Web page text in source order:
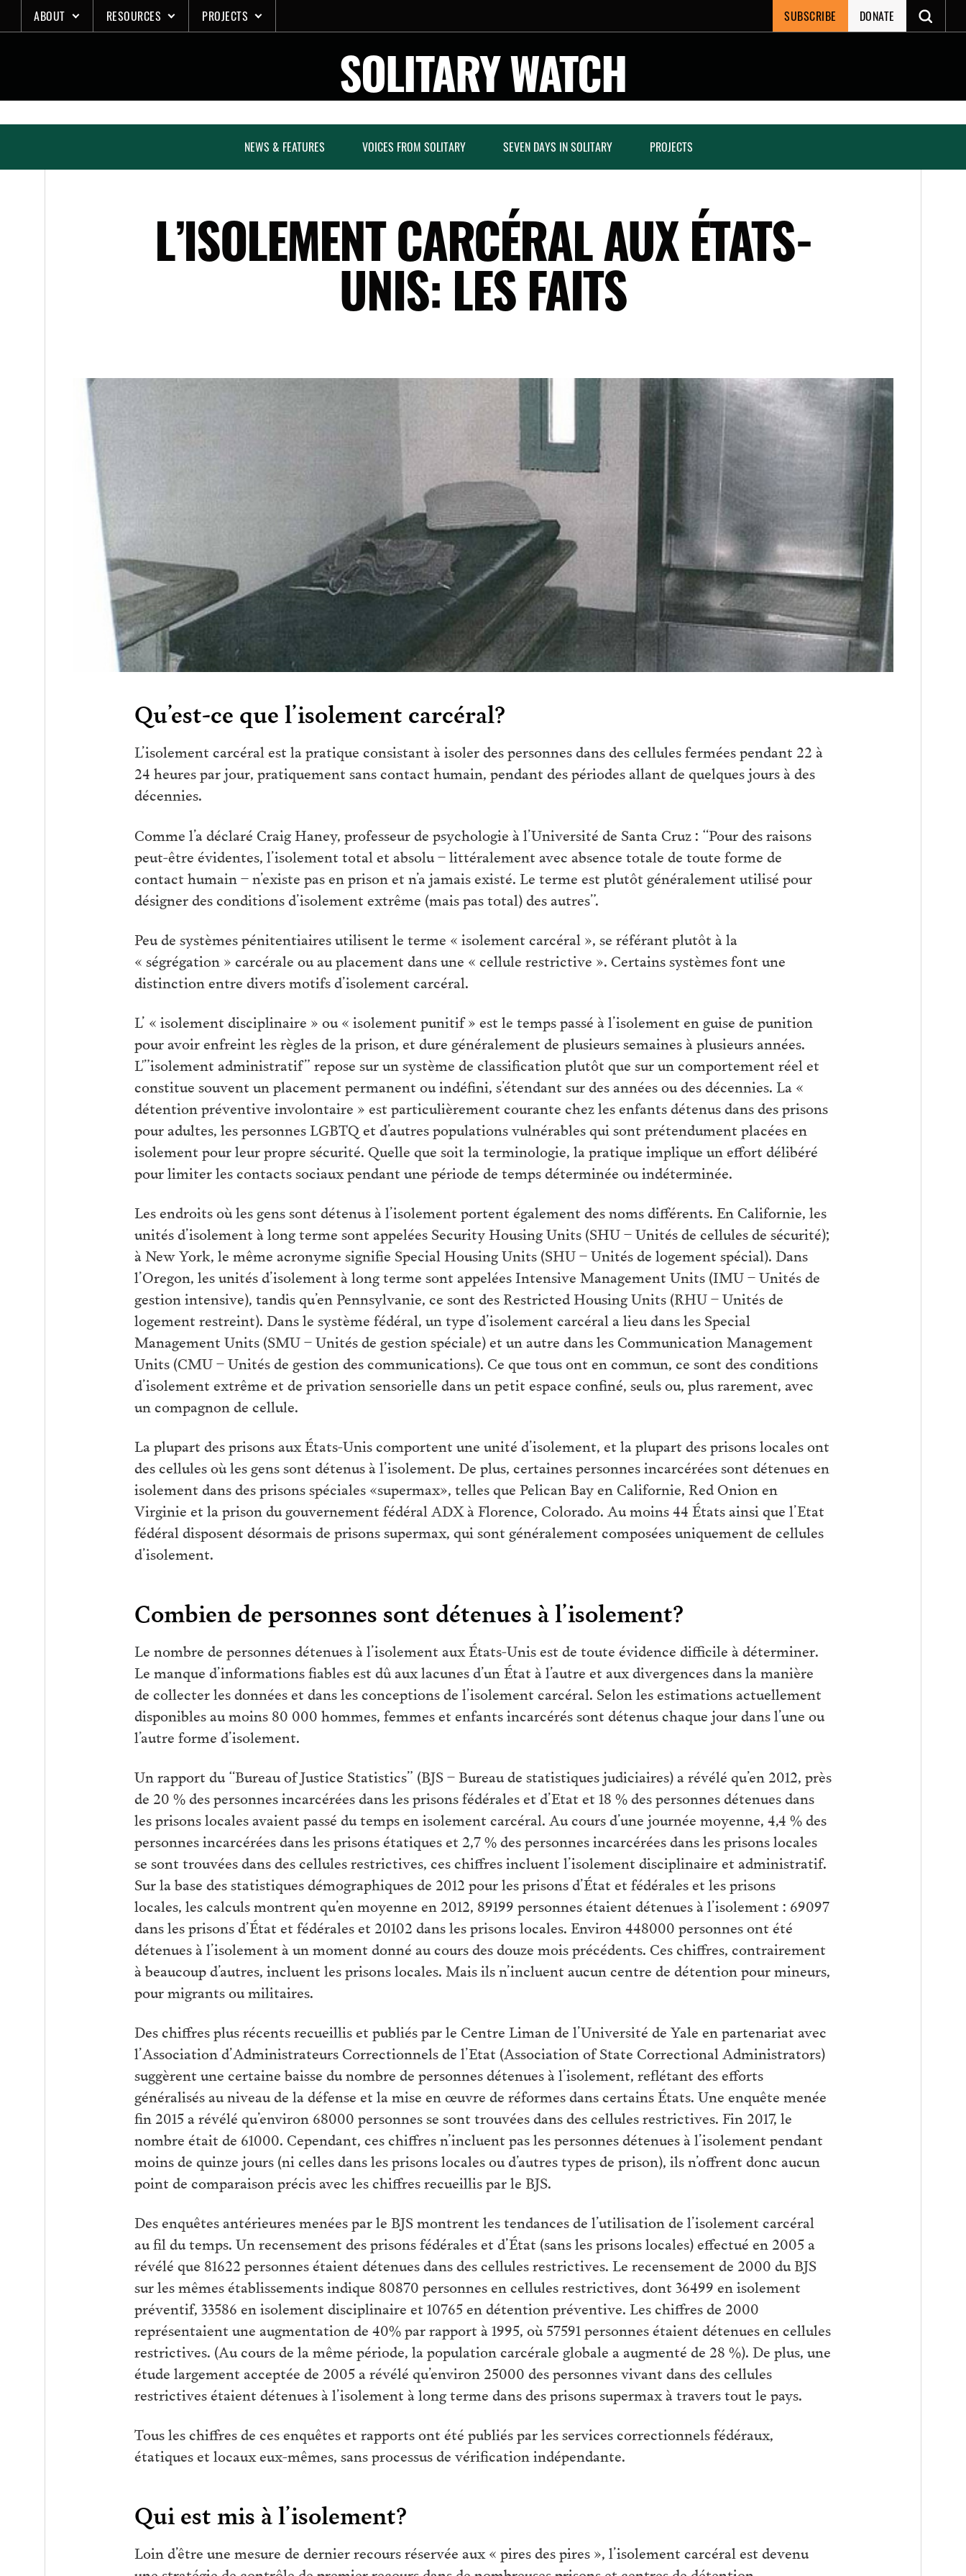
to
ABOUT RESOURCES PROJECTS SUBSCRIBE DONATE
SOLITARY WATCH
NEWS & FEATURES VOICES FROM SOLITARY SEVEN DAYS IN SOLITARY PROJECTS
L’ISOLEMENT CARCÉRAL AUX ÉTATS-
UNIS: LES FAITS
Qu’est-ce que l’isolement carcéral?
L’isolement carcéral est la pratique consistant à isoler des personnes dans des cellules fermées pendant 22 à
24 heures par jour, pratiquement sans contact humain, pendant des périodes allant de quelques jours à des
décennies.
Comme l’a déclaré Craig Haney, professeur de psychologie à l’Université de Santa Cruz : “Pour des raisons
peut-être évidentes, l’isolement total et absolu – littéralement avec absence totale de toute forme de
contact humain – n’existe pas en prison et n’a jamais existé. Le terme est plutôt généralement utilisé pour
désigner des conditions d’isolement extrême (mais pas total) des autres”.
Peu de systèmes pénitentiaires utilisent le terme « isolement carcéral », se référant plutôt à la
« ségrégation » carcérale ou au placement dans une « cellule restrictive ». Certains systèmes font une
distinction entre divers motifs d’isolement carcéral.
L’ « isolement disciplinaire » ou « isolement punitif » est le temps passé à l’isolement en guise de punition
pour avoir enfreint les règles de la prison, et dure généralement de plusieurs semaines à plusieurs années.
L'”isolement administratif” repose sur un système de classification plutôt que sur un comportement réel et
constitue souvent un placement permanent ou indéfini, s’étendant sur des années ou des décennies. La «
détention préventive involontaire » est particulièrement courante chez les enfants détenus dans des prisons
pour adultes, les personnes LGBTQ et d’autres populations vulnérables qui sont prétendument placées en
isolement pour leur propre sécurité. Quelle que soit la terminologie, la pratique implique un effort délibéré
pour limiter les contacts sociaux pendant une période de temps déterminée ou indéterminée.
Les endroits où les gens sont détenus à l’isolement portent également des noms différents. En Californie, les
unités d’isolement à long terme sont appelées Security Housing Units (SHU – Unités de cellules de sécurité);
à New York, le même acronyme signifie Special Housing Units (SHU – Unités de logement spécial). Dans
l’Oregon, les unités d’isolement à long terme sont appelées Intensive Management Units (IMU – Unités de
gestion intensive), tandis qu’en Pennsylvanie, ce sont des Restricted Housing Units (RHU – Unités de
logement restreint). Dans le système fédéral, un type d’isolement carcéral a lieu dans les Special
Management Units (SMU – Unités de gestion spéciale) et un autre dans les Communication Management
Units (CMU – Unités de gestion des communications). Ce que tous ont en commun, ce sont des conditions
d’isolement extrême et de privation sensorielle dans un petit espace confiné, seuls ou, plus rarement, avec
un compagnon de cellule.
La plupart des prisons aux États-Unis comportent une unité d’isolement, et la plupart des prisons locales ont
des cellules où les gens sont détenus à l’isolement. De plus, certaines personnes incarcérées sont détenues en
isolement dans des prisons spéciales «supermax», telles que Pelican Bay en Californie, Red Onion en
Virginie et la prison du gouvernement fédéral ADX à Florence, Colorado. Au moins 44 États ainsi que l’Etat
fédéral disposent désormais de prisons supermax, qui sont généralement composées uniquement de cellules
d’isolement.
Combien de personnes sont détenues à l’isolement?
Le nombre de personnes détenues à l’isolement aux États-Unis est de toute évidence difficile à déterminer.
Le manque d’informations fiables est dû aux lacunes d’un État à l’autre et aux divergences dans la manière
de collecter les données et dans les conceptions de l’isolement carcéral. Selon les estimations actuellement
disponibles au moins 80 000 hommes, femmes et enfants incarcérés sont détenus chaque jour dans l’une ou
l’autre forme d’isolement.
Un rapport du “Bureau of Justice Statistics” (BJS – Bureau de statistiques judiciaires) a révélé qu’en 2012, près
de 20 % des personnes incarcérées dans les prisons fédérales et d’Etat et 18 % des personnes détenues dans
les prisons locales avaient passé du temps en isolement carcéral. Au cours d’une journée moyenne, 4,4 % des
personnes incarcérées dans les prisons étatiques et 2,7 % des personnes incarcérées dans les prisons locales
se sont trouvées dans des cellules restrictives, ces chiffres incluent l’isolement disciplinaire et administratif.
Sur la base des statistiques démographiques de 2012 pour les prisons d’État et fédérales et les prisons
locales, les calculs montrent qu’en moyenne en 2012, 89199 personnes étaient détenues à l’isolement : 69097
dans les prisons d’État et fédérales et 20102 dans les prisons locales. Environ 448000 personnes ont été
détenues à l’isolement à un moment donné au cours des douze mois précédents. Ces chiffres, contrairement
à beaucoup d’autres, incluent les prisons locales. Mais ils n’incluent aucun centre de détention pour mineurs,
pour migrants ou militaires.
Des chiffres plus récents recueillis et publiés par le Centre Liman de l’Université de Yale en partenariat avec
l’Association d’Administrateurs Correctionnels de l’Etat (Association of State Correctional Administrators)
suggèrent une certaine baisse du nombre de personnes détenues à l’isolement, reflétant des efforts
généralisés au niveau de la défense et la mise en œuvre de réformes dans certains États. Une enquête menée
fin 2015 a révélé qu’environ 68000 personnes se sont trouvées dans des cellules restrictives. Fin 2017, le
nombre était de 61000. Cependant, ces chiffres n’incluent pas les personnes détenues à l’isolement pendant
moins de quinze jours (ni celles dans les prisons locales ou d’autres types de prison), ils n’offrent donc aucun
point de comparaison précis avec les chiffres recueillis par le BJS.
Des enquêtes antérieures menées par le BJS montrent les tendances de l’utilisation de l’isolement carcéral
au fil du temps. Un recensement des prisons fédérales et d’État (sans les prisons locales) effectué en 2005 a
révélé que 81622 personnes étaient détenues dans des cellules restrictives. Le recensement de 2000 du BJS
sur les mêmes établissements indique 80870 personnes en cellules restrictives, dont 36499 en isolement
préventif, 33586 en isolement disciplinaire et 10765 en détention préventive. Les chiffres de 2000
représentaient une augmentation de 40% par rapport à 1995, où 57591 personnes étaient détenues en cellules
restrictives. (Au cours de la même période, la population carcérale globale a augmenté de 28 %). De plus, une
étude largement acceptée de 2005 a révélé qu’environ 25000 des personnes vivant dans des cellules
restrictives étaient détenues à l’isolement à long terme dans des prisons supermax à travers tout le pays.
Tous les chiffres de ces enquêtes et rapports ont été publiés par les services correctionnels fédéraux,
étatiques et locaux eux-mêmes, sans processus de vérification indépendante.
Qui est mis à l’isolement?
Loin d’être une mesure de dernier recours réservée aux « pires des pires », l’isolement carcéral est devenu